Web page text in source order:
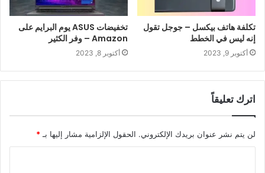
تكلفة هاتف بيكسل – جوجل تقول
إنه ليس في الخطط
أكتوبر 9, 2023
تخفيضات ASUS يوم البرايم على
Amazon – وفر الكثير
أكتوبر 8, 2023
اترك تعليقاً
لن يتم نشر عنوان بريدك الإلكتروني. الحقول الإلزامية مشار إليها بـ *